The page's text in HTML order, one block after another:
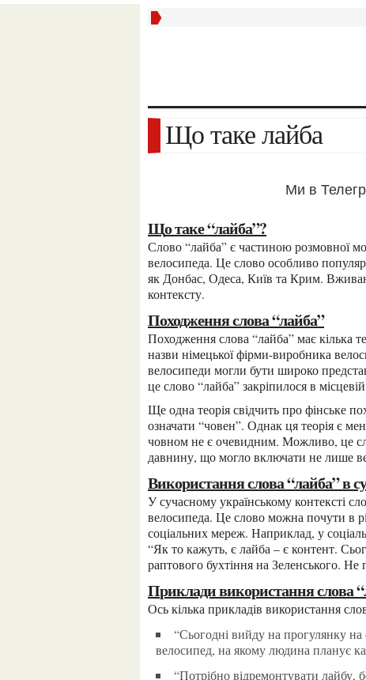
Що таке лайба
Ми в
Що таке “лайба”?
Слово “лайба” є частиною розмовної мови в Україні і здебільшого вживається для позначення
велосипеда. Це слово особливо
як Донбас, Одеса, Київ та Крим.
контексту.
Походження слова “лайба”
Походження слова “лайба” має кілька теорій. Одна з них припускає, що термін походить від
назви німецької фірми-виробника
велосипеди могли бути широко
це слово “лайба” закріпилося в
Ще одна теорія свідчить про фінське походження слова. У фінській мові “лайба” може
означати “човен”. Однак ця теорія є
човном не є очевидним. Можливо, це
давнину, що могло включати не лише
Використання слова “лайба” в
У сучасному українському контексті слово “лайба” широко використовується для позначення
велосипеда. Це слово можна почути в
соціальних мереж. Наприклад, у
“Як то кажуть, є лайба – є контент.
раптового бухтіння на Зеленського. Не
Приклади використання слова
Ось кілька прикладів використання
“Сьогодні вийду на прогулянку на своїй лайбі.” — у цьому випадку “лайба” означає
велосипед, на якому людина планує
“Потрібно відремонтувати лайбу, бо щось не так із колесами.” — тут термін “лайба”